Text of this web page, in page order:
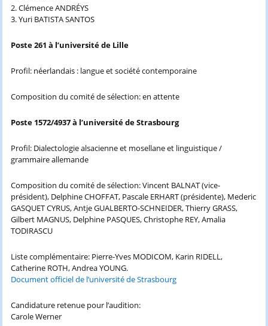
2. Clémence ANDRÉYS
3. Yuri BATISTA SANTOS
Poste 261 à l’université de Lille
Profil: néerlandais : langue et société contemporaine
Composition du comité de sélection: en attente
Poste 1572/4937 à l’université de Strasbourg
Profil: Dialectologie alsacienne et mosellane et linguistique /
grammaire allemande
Composition du comité de sélection: Vincent BALNAT (vice-
président), Delphine CHOFFAT, Pascale ERHART (présidente), Mederic
GASQUET CYRUS, Antje GUALBERTO-SCHNEIDER, Thierry GRASS,
Gilbert MAGNUS, Delphine PASQUES, Christophe REY, Amalia
TODIRASCU
Liste complémentaire: Pierre-Yves MODICOM, Karin RIDELL,
Catherine ROTH, Andrea YOUNG.
Document officiel de l’université de Strasbourg
Candidature retenue pour l’audition:
Carole Werner